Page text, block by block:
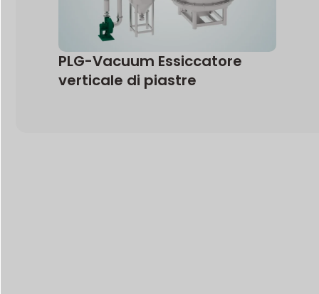
PLG-Vacuum Essiccatore
verticale di piastre